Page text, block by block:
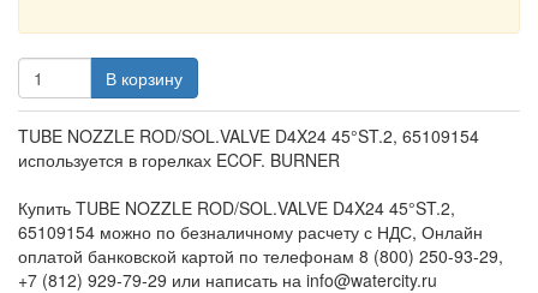
В корзину
TUBE NOZZLE ROD/SOL.VALVE D4X24 45°ST.2, 65109154
используется в горелках ECOF. BURNER
Купить TUBE NOZZLE ROD/SOL.VALVE D4X24 45°ST.2,
65109154 можно по безналичному расчету с НДС, Онлайн
оплатой банковской картой по телефонам 8 (800) 250-93-29,
+7 (812) 929-79-29 или написать на info@watercity.ru